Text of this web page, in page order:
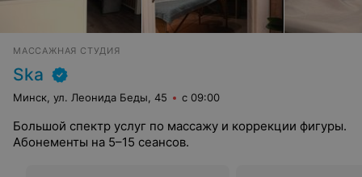
МАССАЖНАЯ СТУДИЯ
Ska
Минск, ул. Леонида Беды, 45 с 09:00
Большой спектр услуг по массажу и коррекции фигуры.
Абонементы на 5–15 сеансов.